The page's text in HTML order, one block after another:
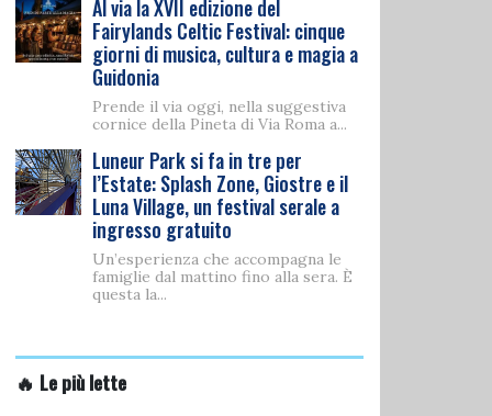
Al via la XVII edizione del
Fairylands Celtic Festival: cinque
giorni di musica, cultura e magia a
Guidonia
Prende il via oggi, nella suggestiva
cornice della Pineta di Via Roma a...
Luneur Park si fa in tre per
l’Estate: Splash Zone, Giostre e il
Luna Village, un festival serale a
ingresso gratuito
Un’esperienza che accompagna le
famiglie dal mattino fino alla sera. È
questa la...
🔥 Le più lette